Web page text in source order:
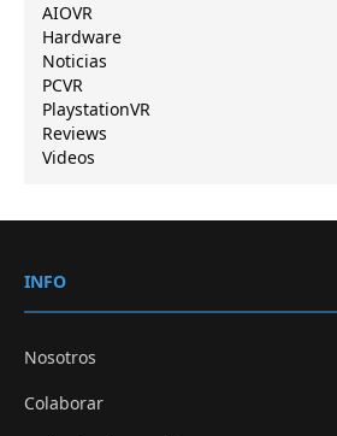
AIOVR
Hardware
Noticias
PCVR
PlaystationVR
Reviews
Videos
INFO
Nosotros
Colaborar